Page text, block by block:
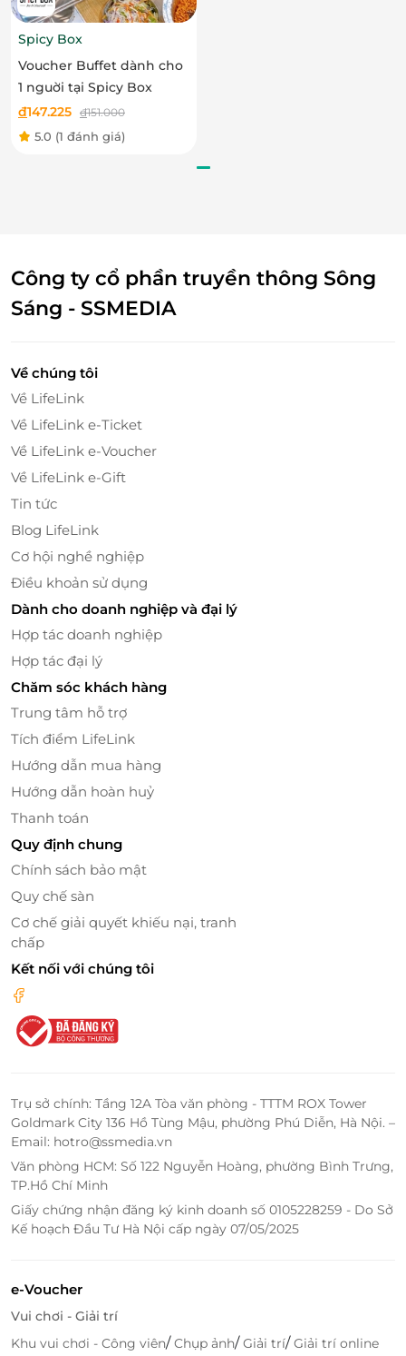
đồ uống thanh mát, hấp dẫn giúp bữa ăn trở nên
tròn vị hơn bao giờ hết.
Spicy Box
Voucher Buffet dành cho
1 nguời tại Spicy Box
đ147.225 đ151.000
5.0 (1 đánh giá)
Công ty cổ phần truyền thông Sông
Sáng - SSMEDIA
Về chúng tôi
Về LifeLink
Về LifeLink e-Ticket
Về LifeLink e-Voucher
Về LifeLink e-Gift
Tin tức
Blog LifeLink
Cơ hội nghề nghiệp
Điều khoản sử dụng
Dành cho doanh nghiệp và đại lý
Hợp tác doanh nghiệp
Hợp tác đại lý
Chăm sóc khách hàng
Trung tâm hỗ trợ
Tích điểm LifeLink
Hướng dẫn mua hàng
Hướng dẫn hoàn huỷ
Thanh toán
Quy định chung
Chính sách bảo mật
Quy chế sàn
Cơ chế giải quyết khiếu nại, tranh
chấp
Kết nối với chúng tôi
Trụ sở chính: Tầng 12A Tòa văn phòng - TTTM ROX Tower
Goldmark City 136 Hồ Tùng Mậu, phường Phú Diễn, Hà Nội. –
Email: hotro@ssmedia.vn
Văn phòng HCM: Số 122 Nguyễn Hoàng, phường Bình Trưng,
TP.Hồ Chí Minh
Giấy chứng nhận đăng ký kinh doanh số 0105228259 - Do Sở
Kế hoạch Đầu Tư Hà Nội cấp ngày 07/05/2025
e-Voucher
Vui chơi - Giải trí
Khu vui chơi - Công viên/Chụp ảnh/Giải trí/Giải trí online